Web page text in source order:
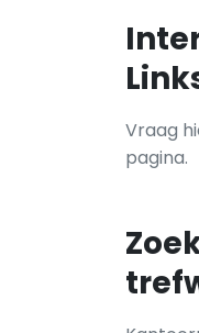
Vraag
pagina.